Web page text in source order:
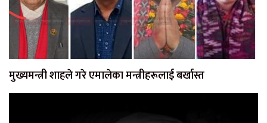
मुख्यमन्त्री शाहले गरे एमालेका मन्त्रीहरूलाई बर्खास्त